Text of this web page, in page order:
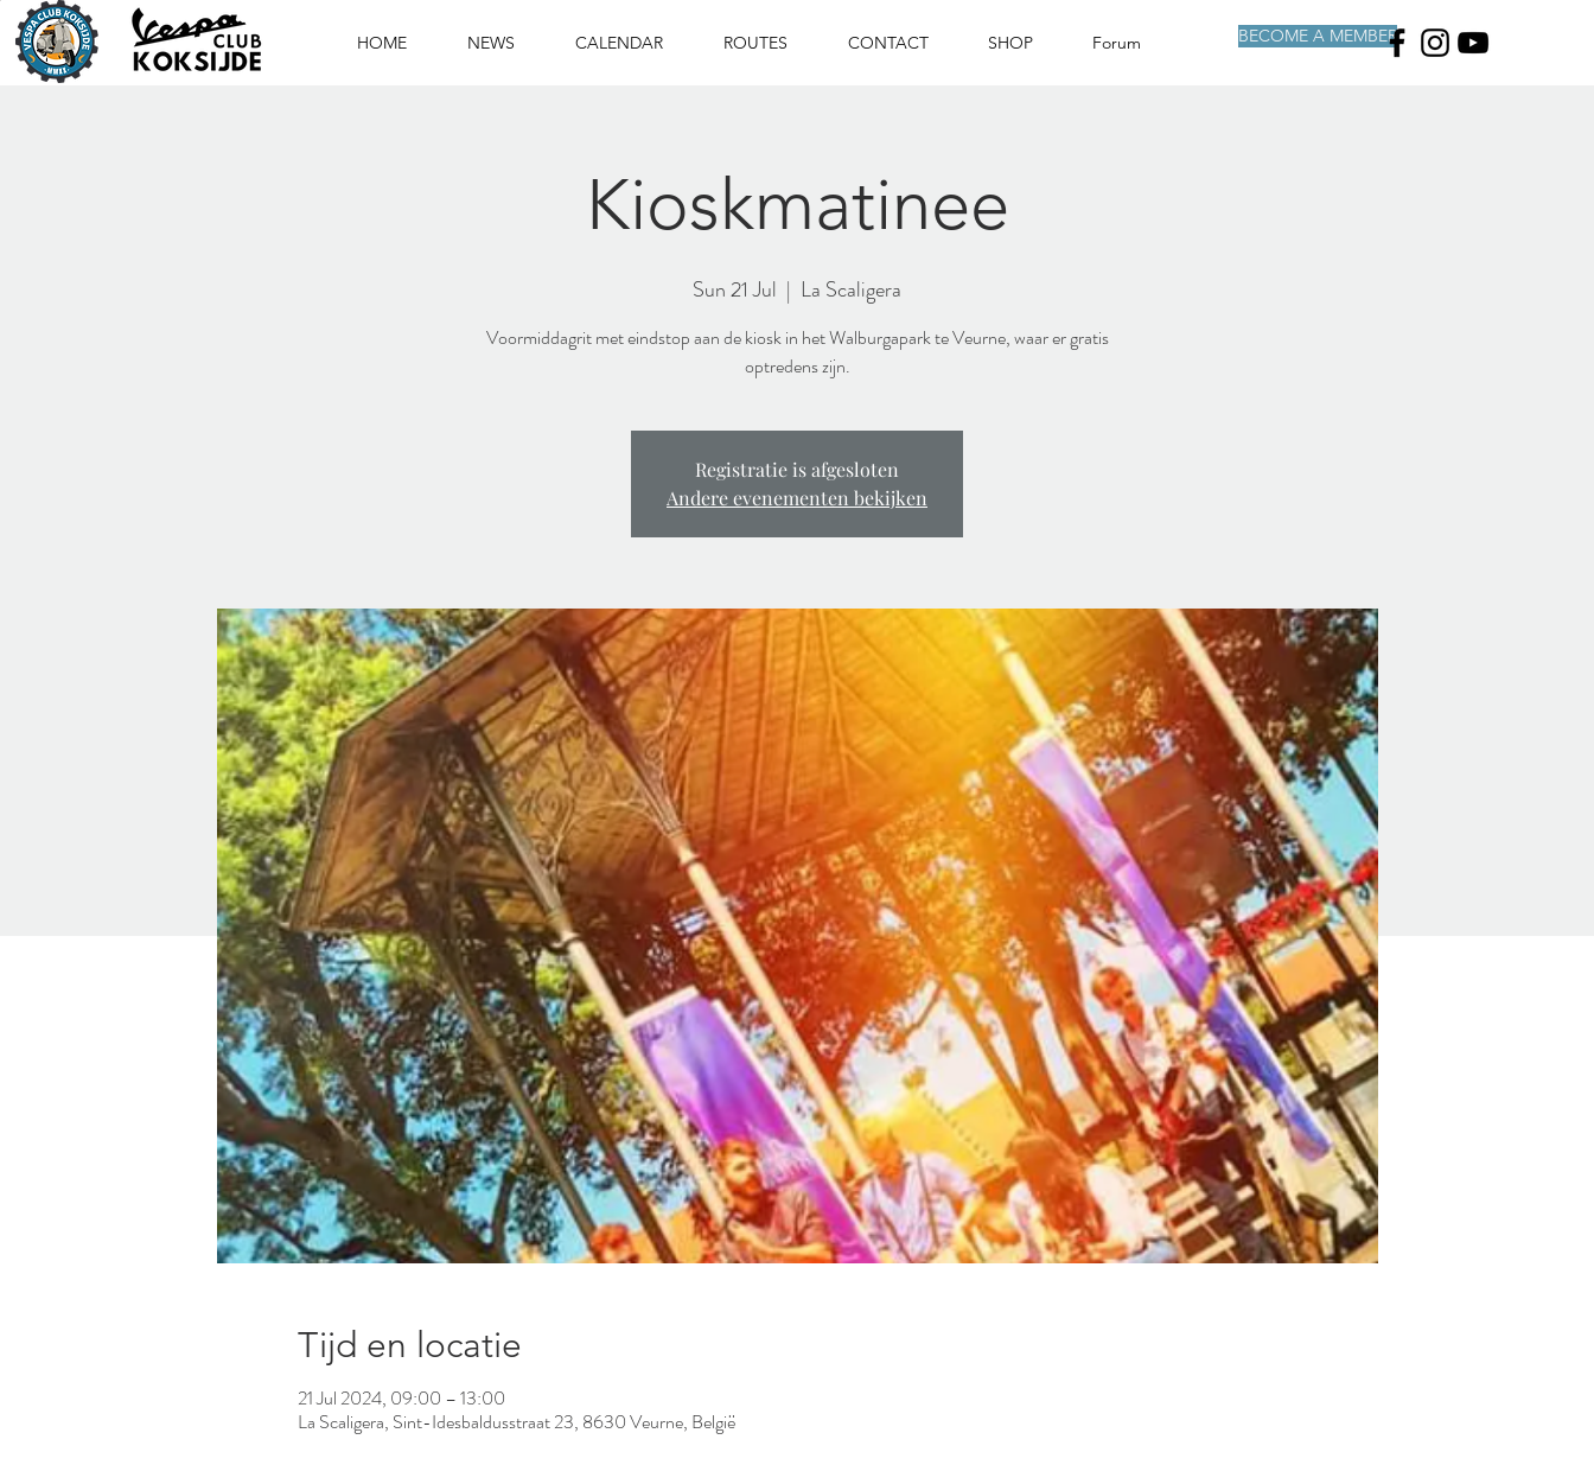
HOME NEWS CALENDAR ROUTES CONTACT SHOP Forum BECOME A MEMBER
Kioskmatinee
Sun 21 Jul
  |
La Scaligera
Voormiddagrit met eindstop aan de kiosk in het Walburgapark te Veurne, waar er gratis
optredens zijn.
Registratie is afgesloten
Andere evenementen bekijken
Tijd en locatie
21 Jul 2024, 09:00 – 13:00
La Scaligera, Sint-Idesbaldusstraat 23, 8630 Veurne, België